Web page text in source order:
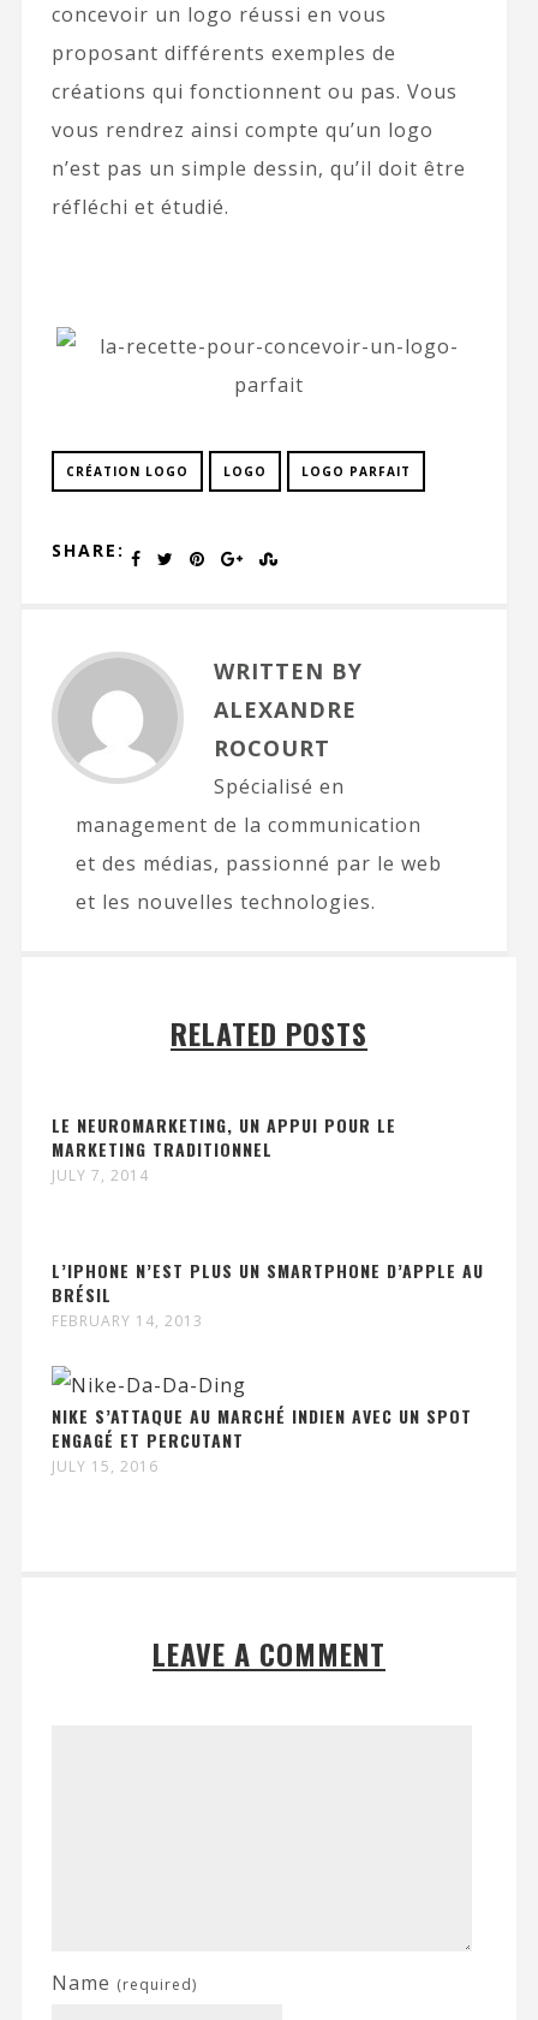
concevoir un logo réussi en vous
proposant différents exemples de
créations qui fonctionnent ou pas. Vous
vous rendrez ainsi compte qu’un logo
n’est pas un simple dessin, qu’il doit être
réfléchi et étudié.
CRÉATION LOGO LOGO LOGO PARFAIT
SHARE:
WRITTEN BY
ALEXANDRE
ROCOURT
Spécialisé en
management de la communication
et des médias, passionné par le web
et les nouvelles technologies.
RELATED POSTS
LE NEUROMARKETING, UN APPUI POUR LE
MARKETING TRADITIONNEL
JULY 7, 2014
L’IPHONE N’EST PLUS UN SMARTPHONE D’APPLE AU
BRÉSIL
FEBRUARY 14, 2013
NIKE S’ATTAQUE AU MARCHÉ INDIEN AVEC UN SPOT
ENGAGÉ ET PERCUTANT
JULY 15, 2016
LEAVE A COMMENT
Name (required)